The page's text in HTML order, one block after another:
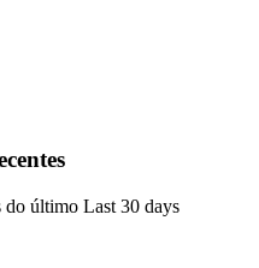
do último Last 30 days